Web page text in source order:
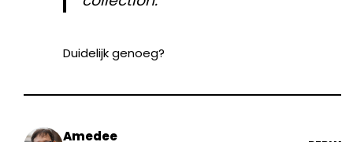
Duidelijk genoeg?
Amedee